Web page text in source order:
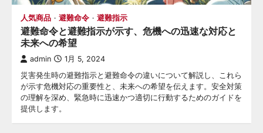
人気商品 避難命令 避難指示
避難命令と避難指示が示す、危機への迅速な対応と
未来への希望
admin 1月 5, 2024
災害発生時の避難指示と避難命令の違いについて解説し、これら
が示す危機対応の重要性と、未来への希望を伝えます。安全対策
の理解を深め、緊急時に迅速かつ適切に行動するためのガイドを
提供します。